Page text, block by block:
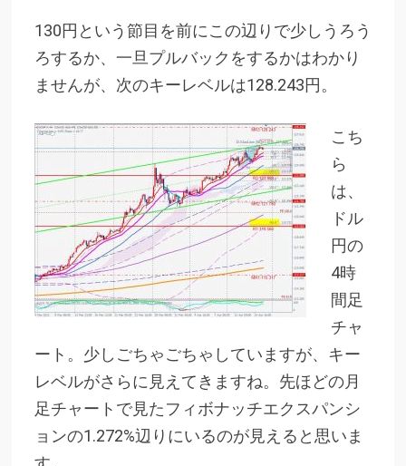
130円という節目を前にこの辺りで少しうろう
ろするか、一旦プルバックをするかはわかり
ませんが、次のキーレベルは128.243円。
こち
ら
は、
ドル
円の
4時
間足
チャ
ート。少しごちゃごちゃしていますが、キー
レベルがさらに見えてきますね。先ほどの月
足チャートで見たフィボナッチエクスパンシ
ョンの1.272%辺りにいるのが見えると思いま